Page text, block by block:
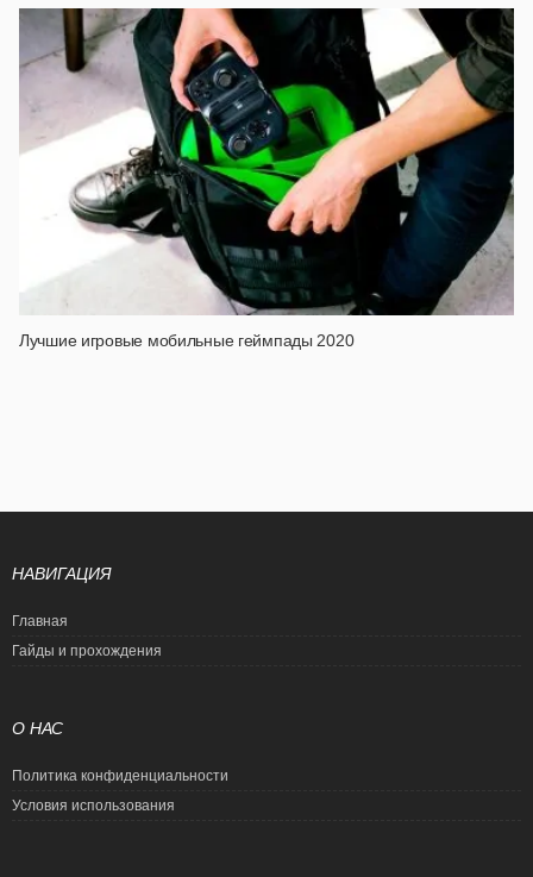
Лучшие игровые мобильные геймпады 2020
НАВИГАЦИЯ
Главная
Гайды и прохождения
О НАС
Политика конфиденциальности
Условия использования